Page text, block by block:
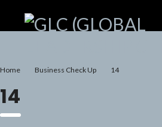
Home Business Check Up 14
14